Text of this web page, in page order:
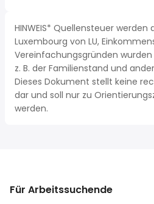
HINWEIS* Quellensteuer
Luxembourg von LU,
Vereinfachungsgründen
z. B. der Familienstand und
Dieses Dokument stellt keine
dar und soll nur zu
werden.
Für Arbeitssuchende